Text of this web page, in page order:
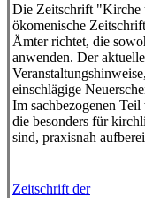
Die Zeitschrift "Kirche
ökomenische
Ämter richtet, die
anwenden. Der
einschlägige
Im sachbezogenen
die besonders für
sind, praxisnah
Zeitschrift der